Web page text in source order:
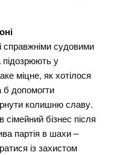
судовими
підозрюють у
міцне, як хотілося
б допомогти
колишню славу.
бізнес після
партія в шахи –
із захистом